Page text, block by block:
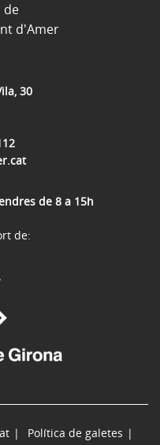
30
de 8 a 15h
de
d'Amer
Política de galetes
de: